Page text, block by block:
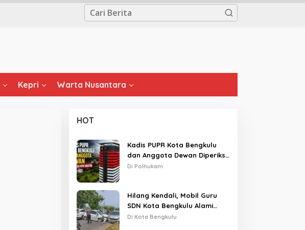
Kepri Warta Nusantara
HOT
Kadis PUPR Kota Bengkulu
dan Anggota Dewan Diperiksa
KPK Hari Ini
Di Polhukam
Hilang Kendali, Mobil Guru
SDN Kota Bengkulu Alami
Tabrakan Beruntun di Lampu
Di Kota Bengkulu